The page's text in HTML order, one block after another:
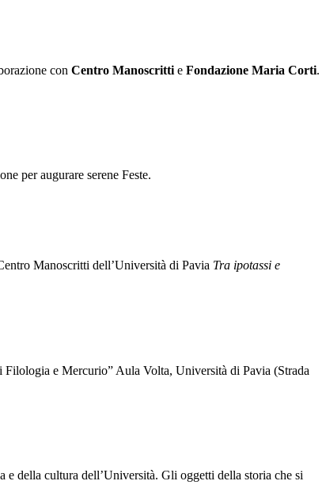
con Centro Manoscritti e Fondazione Maria Corti.
per augurare serene Feste.
Manoscritti dell’Università di Pavia Tra ipotassi e
e Mercurio” Aula Volta, Università di Pavia (Strada
della cultura dell’Università. Gli oggetti della storia che si